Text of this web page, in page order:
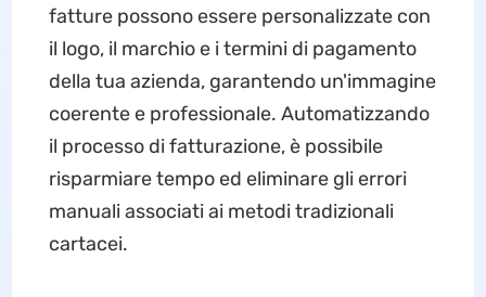
fatture possono essere personalizzate con
il logo, il marchio e i termini di pagamento
della tua azienda, garantendo un'immagine
coerente e professionale. Automatizzando
il processo di fatturazione, è possibile
risparmiare tempo ed eliminare gli errori
manuali associati ai metodi tradizionali
cartacei.